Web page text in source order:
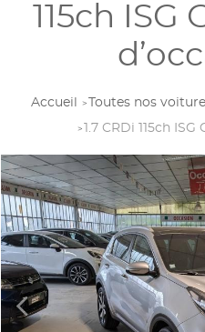
115ch ISG
Accueil Toutes nos
1.7 CRDi 115ch